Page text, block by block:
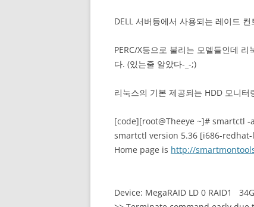
DELL 서버등에서 사용되는 레이드
PERC/X등으로 불리는 모델들인데
다. (있는줄 알았다-_-;)
리눅스의 기본 제공되는 HDD 모니
[code][root@Theeye ~]# smartctl -
smartctl version 5.36 [i686-
Home page is http://
Device: MegaRAID LD 0 RAID1